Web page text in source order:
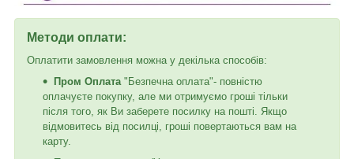
Методи оплати:
Оплатити замовлення можна у декілька способів:
Пром Оплата "Безпечна оплата"- повністю
оплачуєте покупку, але ми отримуємо гроші тільки
після того, як Ви заберете посилку на пошті. Якщо
відмовитесь від посилці, гроші повертаються вам на
карту.